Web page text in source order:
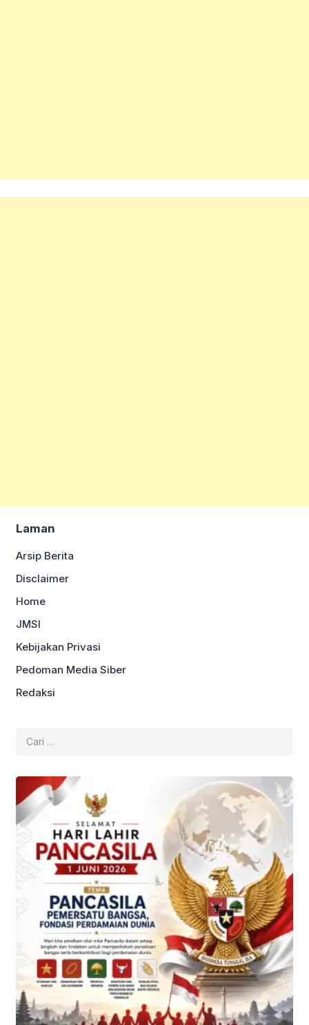
Laman
Arsip Berita
Disclaimer
Home
JMSI
Kebijakan Privasi
Pedoman Media Siber
Redaksi
untuk: